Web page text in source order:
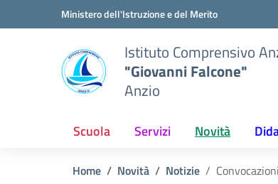
Vai ai contenuti
Vai al menu di navigazioneMinistero dell'Istruzione e del Merito
Istituto Comprensivo
"Giovanni Falcone"
Anzio
Scuola Servizi Novità
Home Novità Notizie